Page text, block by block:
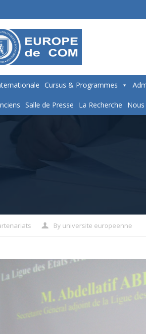
Cursus & Programmes
Salle de Presse La Recherche
By universite europeenne